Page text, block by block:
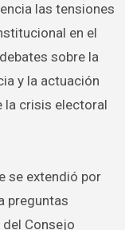
las tensiones
en el
sobre la
y la actuación
la crisis electoral
se extendió por
preguntas
Consejo